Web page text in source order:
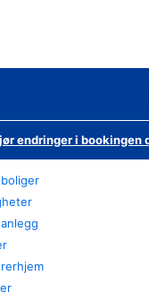
endringer i bookingen